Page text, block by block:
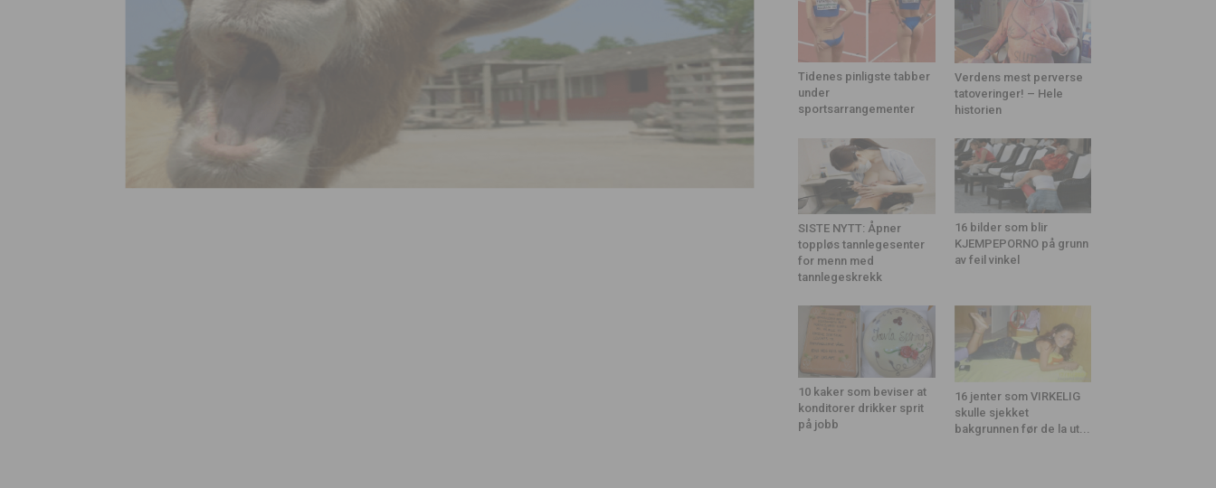
Tidenes pinligste tabber
under
sportsarrangementer
Verdens mest perverse
tatoveringer! – Hele
historien
SISTE NYTT: Åpner
toppløs tannlegesenter
for menn med
tannlegeskrekk
16 bilder som blir
KJEMPEPORNO på grunn
av feil vinkel
10 kaker som beviser at
konditorer drikker sprit
på jobb
16 jenter som VIRKELIG
skulle sjekket
bakgrunnen før de la ut...